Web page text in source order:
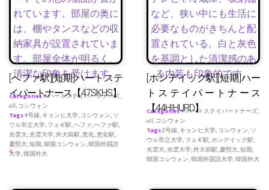
[へファ駅][短期]ハートステ
イパートナース【47SKHS】
Categories♥ ハートステイパートナーズ,
all, コシウォン
Tags4号線, キョンヒ大学, コシウォン, ソ
ウル市立大学, フェギ駅,ヘファ,ヘファ駅,
光雲大,光雲大学,外大前駅,恵化,恵化駅,
慶熙大,短期,韓国コシウォン,韓国外国語
大学,韓国外大
4
[ホンデイック駅][短期]ハー
トステイパートナース
【44HIHURD】
Categories♥ ハートステイパートナーズ,
all, コシウォン
Tags2号線, キョンヒ大学, コシウォン, ソ
ウル市立大学, フェギ駅,ホンデイック駅,
光雲大,光雲大学,外大前駅, 慶熙大,短期,
韓国コシウォン,韓国外国語大学,韓国外大